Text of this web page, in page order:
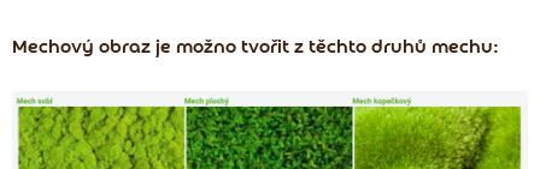
Mechový obraz je možno tvořit z těchto druhů mechu: